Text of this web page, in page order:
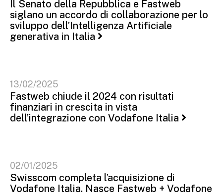
Il Senato della Repubblica e Fastweb
siglano un accordo di collaborazione per lo
sviluppo dell’Intelligenza Artificiale
generativa in Italia
13/02/2025
Fastweb chiude il 2024 con risultati
finanziari in crescita in vista
dell’integrazione con Vodafone Italia
02/01/2025
Swisscom completa l’acquisizione di
Vodafone Italia. Nasce Fastweb + Vodafone